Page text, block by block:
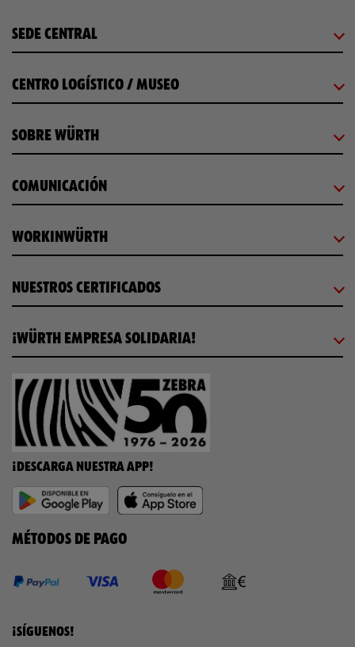
SEDE CENTRAL
CENTRO LOGÍSTICO / MUSEO
SOBRE WÜRTH
COMUNICACIÓN
WORKINWÜRTH
NUESTROS CERTIFICADOS
¡WÜRTH EMPRESA SOLIDARIA!
¡DESCARGA NUESTRA APP!
MÉTODOS DE PAGO
¡SÍGUENOS!